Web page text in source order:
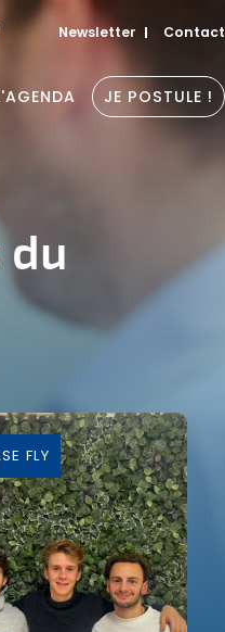
Newsletter Contact
JE POSTULE !
FLY